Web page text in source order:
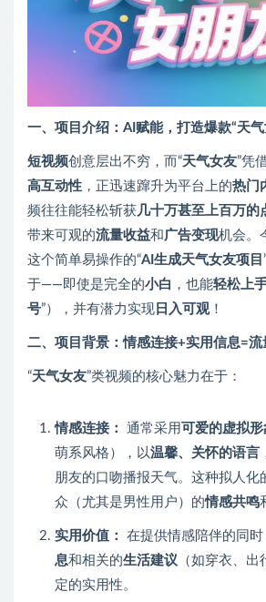
一、项目介绍：AI赋能，打造爆款“天
短视频创意层出不穷，而“天气女友”凭
高互动性 ，正迅速蹿升为平台上的热门
频往往能轻松斩获 几十万甚至上百万的
带来可观的流量收益和广告变现机会。
这个简单易操作的“AI生成天气女友项目
于——即使是完全的小白 ，也能轻松上
号”），并有潜力实现 日入可观！
二、项目背景：情感连接+实用信息=流
“天气女友”类视频的核心魅力在于：
情感连接： 通常采用可爱的虚拟形
萌系风格），以温馨、关怀的语言
朋友的口吻播报天气。这种拟人化
众（尤其是男性用户）的情感共鸣
实用价值： 在提供情感陪伴的同时
息和相关的生活建议 （如穿衣、
定的实用性。